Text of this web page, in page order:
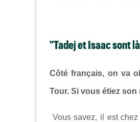
"Tadej et Isaac sont
Côté français, on va
Tour. Si vous étiez
Vous savez, il est